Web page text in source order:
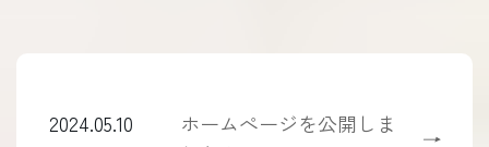
2024.05.10
ホームぺージを公開しま
→